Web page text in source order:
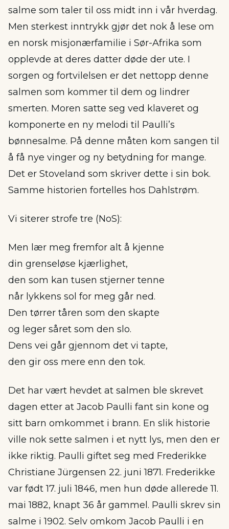
salme som taler til oss midt inn i vår hverdag.
Men sterkest inntrykk gjør det nok å lese om
en norsk misjonærfamilie i Sør-Afrika som
opplevde at deres datter døde der ute. I
sorgen og fortvilelsen er det nettopp denne
salmen som kommer til dem og lindrer
smerten. Moren satte seg ved klaveret og
komponerte en ny melodi til Paulli’s
bønnesalme. På denne måten kom sangen til
å få nye vinger og ny betydning for mange.
Det er Stoveland som skriver dette i sin bok.
Samme historien fortelles hos Dahlstrøm.
Vi siterer strofe tre (NoS):
Men lær meg fremfor alt å kjenne
din grenseløse kjærlighet,
den som kan tusen stjerner tenne
når lykkens sol for meg går ned.
Den tørrer tåren som den skapte
og leger såret som den slo.
Dens vei går gjennom det vi tapte,
den gir oss mere enn den tok.
Det har vært hevdet at salmen ble skrevet
dagen etter at Jacob Paulli fant sin kone og
sitt barn omkommet i brann. En slik historie
ville nok sette salmen i et nytt lys, men den er
ikke riktig. Paulli giftet seg med Frederikke
Christiane Jürgensen 22. juni 1871. Frederikke
var født 17. juli 1846, men hun døde allerede 11.
mai 1882, knapt 36 år gammel. Paulli skrev sin
salme i 1902. Selv omkom Jacob Paulli i en